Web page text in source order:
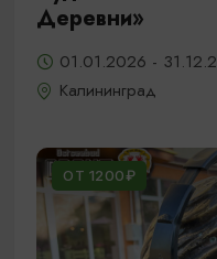
Деревни»
01.01.2026 -
Калининград
ОТ 1200₽